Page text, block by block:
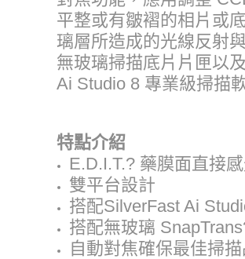
平整或有皺褶的相片或
璃層所造成的光線反射
無玻璃掃描底片片匣以
Ai Studio 8 專業級掃描
特點介紹
E.D.I.T.? 藥膜面直接
雙平台設計
搭配SilverFast Ai
搭配無玻璃
自動對焦確保最佳掃